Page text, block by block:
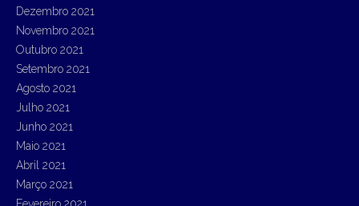
Dezembro 2021
Novembro 2021
Outubro 2021
Setembro 2021
Agosto 2021
Julho 2021
Junho 2021
Maio 2021
Abril 2021
Março 2021